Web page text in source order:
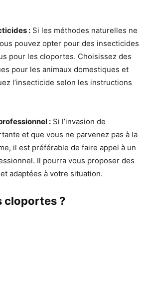
: Si les méthodes naturelles ne
pouvez opter pour des insecticides
pour les cloportes. Choisissez des
pour les animaux domestiques et
l’insecticide selon les instructions
: Si l’invasion de
et que vous ne parvenez pas à la
il est préférable de faire appel à un
Il pourra vous proposer des
adaptées à votre situation.
cloportes ?